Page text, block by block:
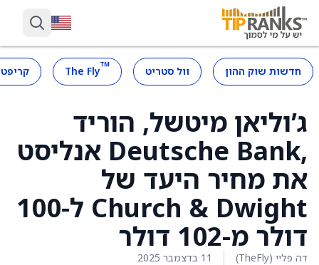
חדשות שוק ההון וול סטריט ™
The Fly
ג’וליאן מיטשל, הוריד
,Deutsche Bank אנליסט
את מחיר היעד של
Church & Dwight ל-100
דולר מ-102 דולר
דה פליי (TheFly) 11 בדצמבר 2025